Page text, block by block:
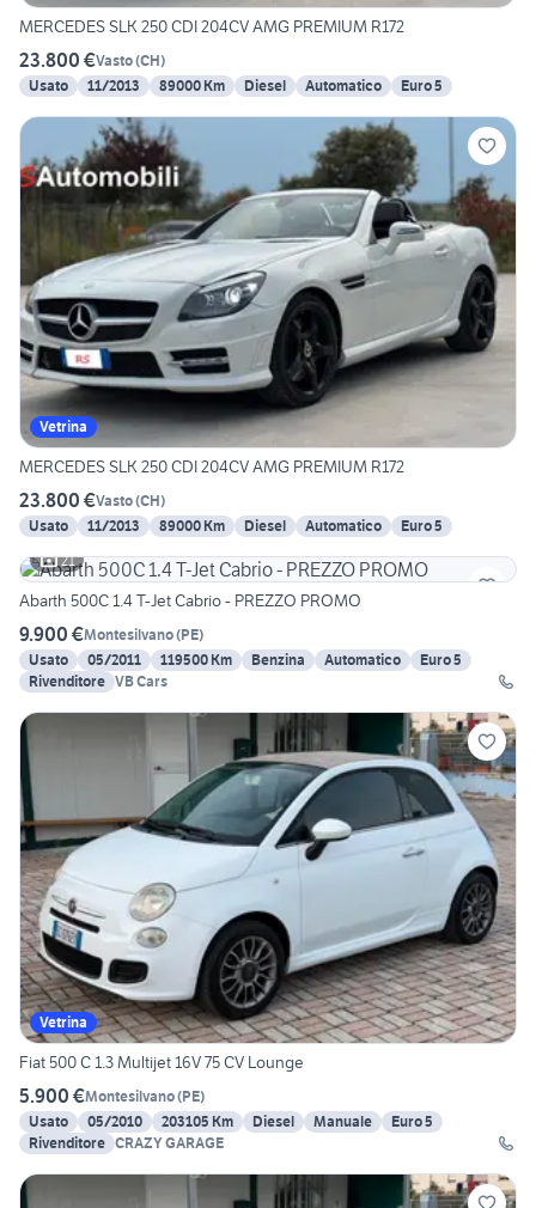
MERCEDES SLK 250 CDI 204CV AMG PREMIUM R172
23.800 €Vasto(CH)
Usato
11/2013 89000 Km Diesel Automatico Euro 5
Vetrina
MERCEDES SLK 250 CDI 204CV AMG PREMIUM R172
23.800 €Vasto(CH)
Usato
11/2013 89000 Km Diesel Automatico
Euro 5
21
Abarth 500C 1.4 T-Jet Cabrio - PREZZO PROMO
9.900 €Montesilvano(PE)
Usato
05/2011 119500 Km Benzina Automatico
Euro 5
Rivenditore VB Cars
Vetrina
Fiat 500 C 1.3 Multijet 16V 75 CV Lounge
5.900 €Montesilvano(PE)
Usato
05/2010 203105 Km Diesel Manuale
Euro 5
Rivenditore CRAZY GARAGE